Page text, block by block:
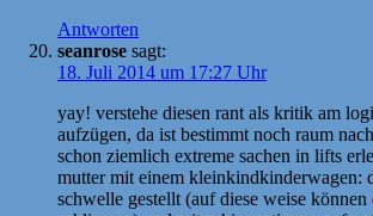
Antworten
seanrose sagt:
18. Juli 2014 um 17:27 Uhr
yay! verstehe diesen rant als kritik am
aufzügen, da ist bestimmt noch raum
schon ziemlich extreme sachen in lifts
mutter mit einem kleinkindkinderwagen:
schwelle gestellt (auf diese weise